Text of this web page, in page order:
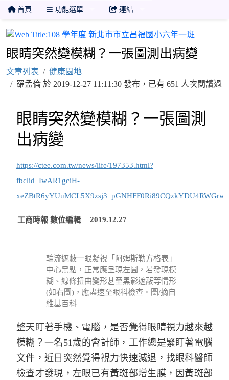
首頁 功能選單 連結
眼睛突然變模糊？一張圖測出病變
文章列表
健康園地
羅孟倫 於 2019-12-27 11:11:30 發布，已有 651 人次閱讀過
眼睛突然變模糊？一張圖測
出病變
https://ctee.com.tw/news/life/197353.html?
fbclid=IwAR1gciH-
工商時報 數位編輯 2019.12.27
輪流遮蔽一眼凝視「阿姆斯勒方格表」
中心黑點，正常應呈現左圖，若發現模
糊、線條扭曲變形甚至黑影遮蔽等情形
(如右圖)，應盡速至眼科檢查。圖/摘自
維基百科
整天盯著手機、電腦，是否覺得眼睛視力越來越
模糊？一名51歲的會計師，工作總是緊盯著電腦
文件，近日突然覺得視力快速減退，找眼科醫師
檢查才發現，左眼已有黃斑部增生膜，因黃斑部